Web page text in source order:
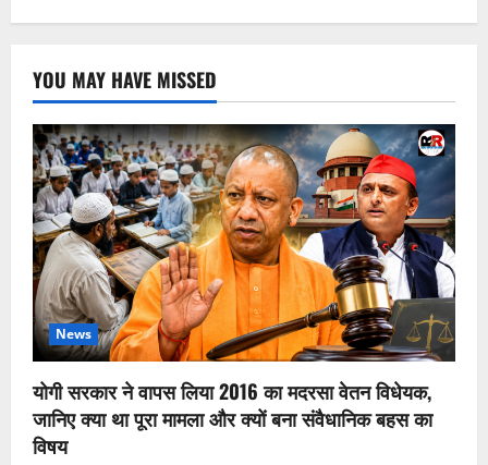
YOU MAY HAVE MISSED
News
योगी सरकार ने वापस लिया 2016 का मदरसा वेतन विधेयक,
जानिए क्या था पूरा मामला और क्यों बना संवैधानिक बहस का
विषय